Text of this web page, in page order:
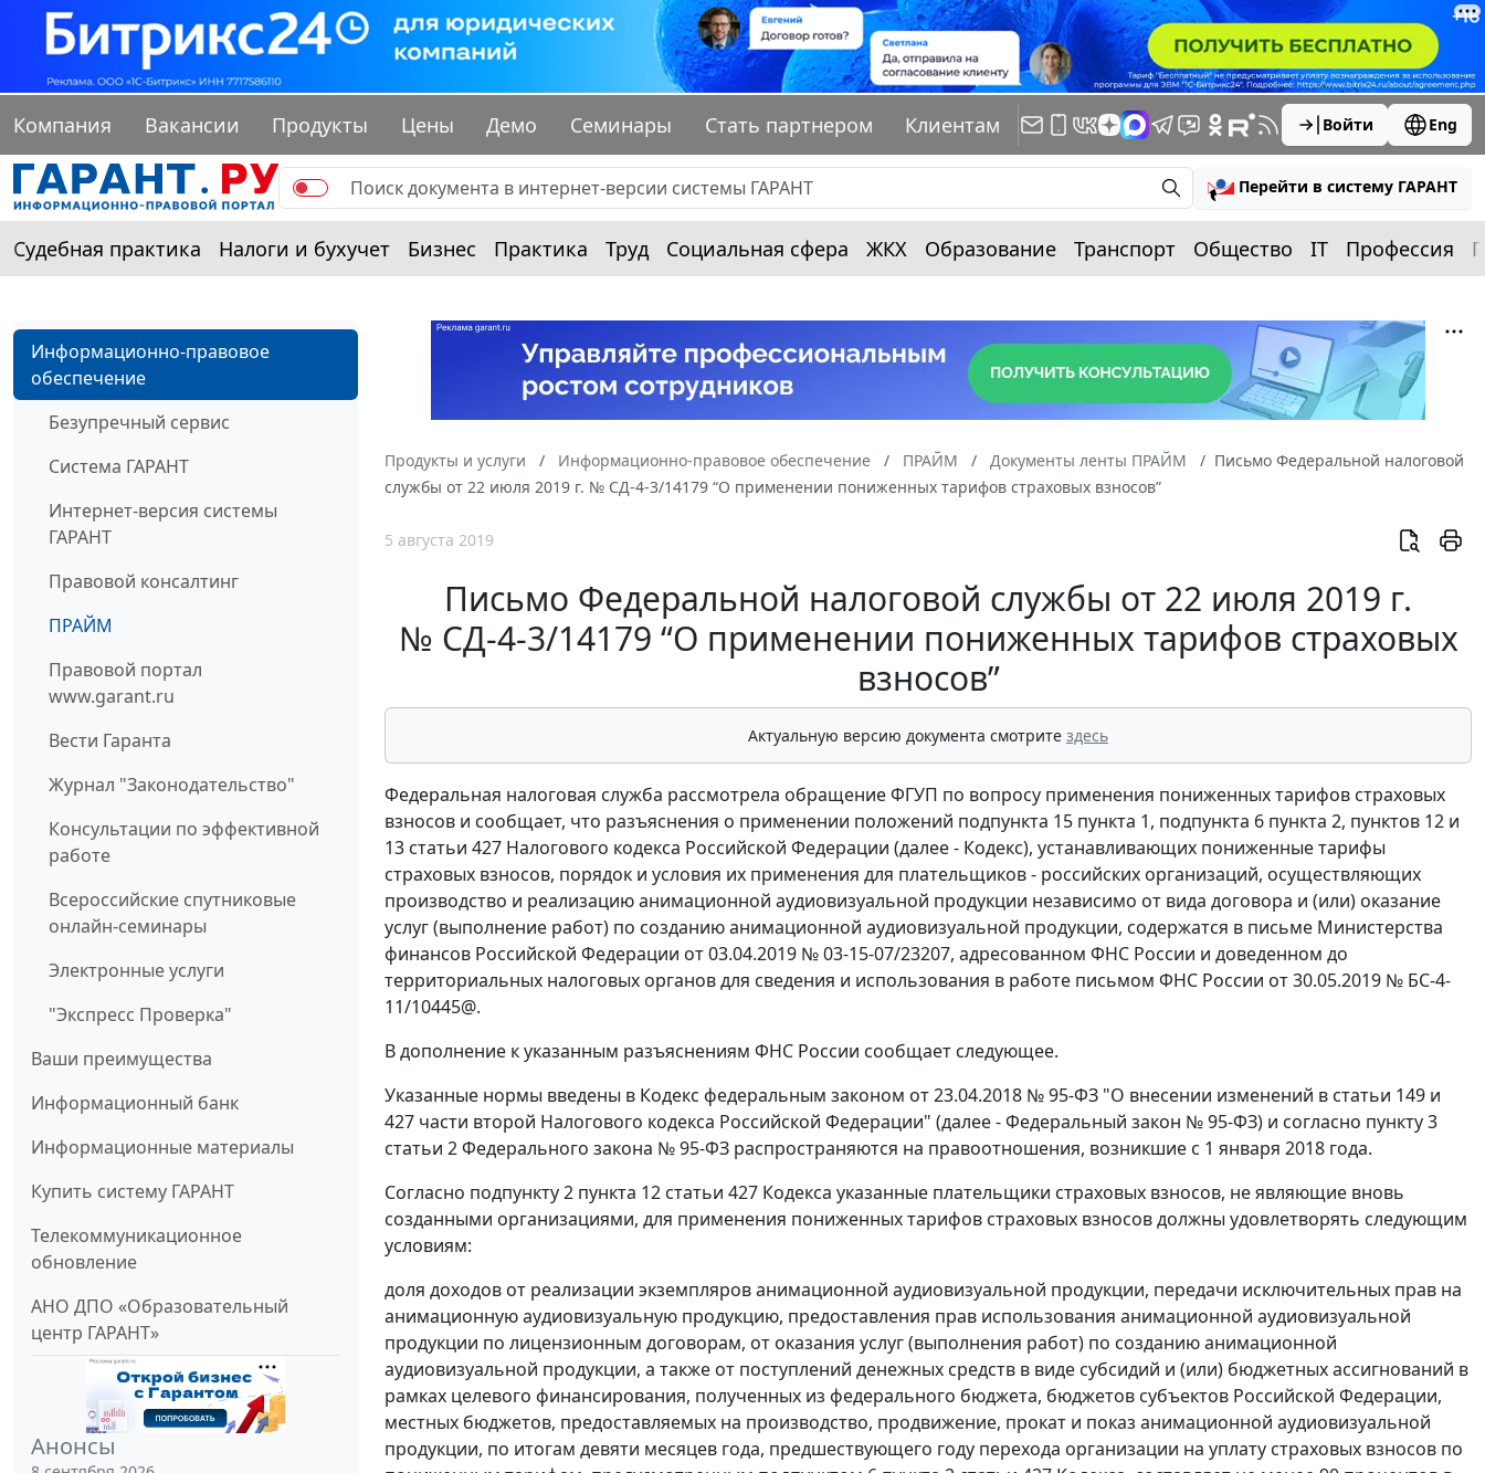
Компания Вакансии Продукты Цены Демо Семинары Стать партнером Клиентам Войти Eng
Перейти в систему ГАРАНТ
Судебная практика Налоги и бухучет Бизнес Практика Труд Социальная сфера ЖКХ Образование Транспорт Общество IT Профессия
Информационно-правовое
обеспечение
Безупречный сервис
Система ГАРАНТ
Интернет-версия системы
ГАРАНТ
Правовой консалтинг
ПРАЙМ
Правовой портал
www.garant.ru
Вести Гаранта
Журнал "Законодательство"
Консультации по эффективной
работе
Всероссийские спутниковые
онлайн-семинары
Электронные услуги
"Экспресс Проверка"
Ваши преимущества
Информационный банк
Информационные материалы
Купить систему ГАРАНТ
Телекоммуникационное
обновление
АНО ДПО «Образовательный
центр ГАРАНТ»
Анонсы
Продукты и услуги Информационно-правовое обеспечение ПРАЙМ Документы ленты ПРАЙМ
Письмо Федеральной налоговой
службы от 22 июля 2019 г. № СД-4-3/14179 “О применении пониженных тарифов страховых взносов”
5 августа 2019
Письмо Федеральной налоговой службы от 22 июля 2019 г.
№ СД-4-3/14179 “О применении пониженных тарифов страховых
взносов”
Актуальную версию документа смотрите здесь
Федеральная налоговая служба рассмотрела обращение ФГУП по вопросу применения пониженных тарифов страховых
взносов и сообщает, что разъяснения о применении положений подпункта 15 пункта 1, подпункта 6 пункта 2, пунктов 12 и
13 статьи 427 Налогового кодекса Российской Федерации (далее - Кодекс), устанавливающих пониженные тарифы
страховых взносов, порядок и условия их применения для плательщиков - российских организаций, осуществляющих
производство и реализацию анимационной аудиовизуальной продукции независимо от вида договора и (или) оказание
услуг (выполнение работ) по созданию анимационной аудиовизуальной продукции, содержатся в письме Министерства
финансов Российской Федерации от 03.04.2019 № 03-15-07/23207, адресованном ФНС России и доведенном до
территориальных налоговых органов для сведения и использования в работе письмом ФНС России от 30.05.2019 № БС-4-
11/10445@.
В дополнение к указанным разъяснениям ФНС России сообщает следующее.
Указанные нормы введены в Кодекс федеральным законом от 23.04.2018 № 95-ФЗ "О внесении изменений в статьи 149 и
427 части второй Налогового кодекса Российской Федерации" (далее - Федеральный закон № 95-ФЗ) и согласно пункту 3
статьи 2 Федерального закона № 95-ФЗ распространяются на правоотношения, возникшие с 1 января 2018 года.
Согласно подпункту 2 пункта 12 статьи 427 Кодекса указанные плательщики страховых взносов, не являющие вновь
созданными организациями, для применения пониженных тарифов страховых взносов должны удовлетворять следующим
условиям:
доля доходов от реализации экземпляров анимационной аудиовизуальной продукции, передачи исключительных прав на
анимационную аудиовизуальную продукцию, предоставления прав использования анимационной аудиовизуальной
продукции по лицензионным договорам, от оказания услуг (выполнения работ) по созданию анимационной
аудиовизуальной продукции, а также от поступлений денежных средств в виде субсидий и (или) бюджетных ассигнований в
рамках целевого финансирования, полученных из федерального бюджета, бюджетов субъектов Российской Федерации,
местных бюджетов, предоставляемых на производство, продвижение, прокат и показ анимационной аудиовизуальной
продукции, по итогам девяти месяцев года, предшествующего году перехода организации на уплату страховых взносов по